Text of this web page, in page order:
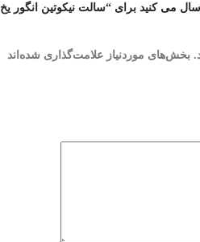
می کنید برای “سالت نیکوتین انگور یخ
بخش‌های موردنیاز علامت‌گذاری شده‌اند